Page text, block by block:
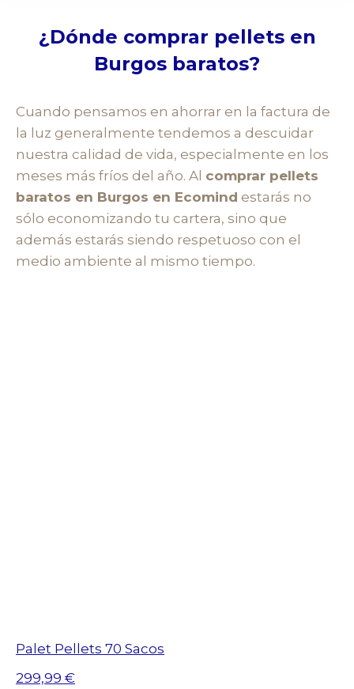
¿Dónde comprar pellets en
Burgos baratos?
Cuando pensamos en ahorrar en la factura de
la luz generalmente tendemos a descuidar
nuestra calidad de vida, especialmente en los
meses más fríos del año. Al comprar pellets
baratos en Burgos en Ecomind estarás no
sólo economizando tu cartera, sino que
además estarás siendo respetuoso con el
medio ambiente al mismo tiempo.
Palet Pellets 70 Sacos
299,99 €